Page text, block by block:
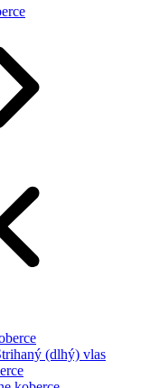
(dlhý) vlas